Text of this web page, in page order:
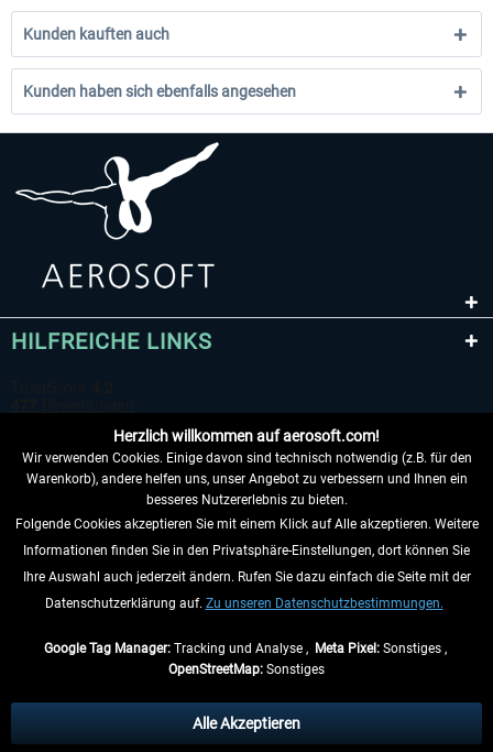
Kunden kauften auch
Kunden haben sich ebenfalls angesehen
HILFREICHE LINKS
VERTRAG WIDERRUFEN
INFORMATIONEN
anders beschrieben.
** Gilt für Lieferungen innerhalb Deutschlands, Lieferzeiten für andere Länder
Herzlich willkommen auf aerosoft.com!
Wir verwenden Cookies. Einige davon sind technisch notwendig (z.B. für den
Warenkorb), andere helfen uns, unser Angebot zu verbessern und Ihnen ein
besseres Nutzererlebnis zu bieten.
Folgende Cookies akzeptieren Sie mit einem Klick auf Alle akzeptieren. Weitere
Informationen finden Sie in den Privatsphäre-Einstellungen, dort können Sie
Ihre Auswahl auch jederzeit ändern. Rufen Sie dazu einfach die Seite mit der
Datenschutzerklärung auf. Zu unseren Datenschutzbestimmungen.
Google Tag Manager:Tracking und Analyse , Meta Pixel:Sonstiges ,
OpenStreetMap: Sonstiges
Alle Akzeptieren